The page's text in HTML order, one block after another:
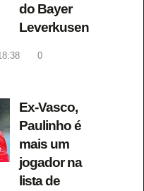
do Bayer
Leverkusen
0
Ex-Vasco,
Paulinho é
mais um
jogador na
lista de